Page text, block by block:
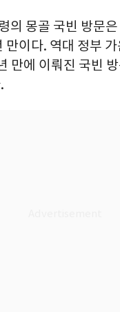
의 몽골 국빈 방문
만이다. 역대 정부
만에 이뤄진 국빈